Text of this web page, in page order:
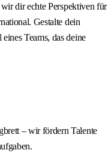
dir echte Perspektiven für
Gestalte dein
Teams, das deine
– wir fördern Talente